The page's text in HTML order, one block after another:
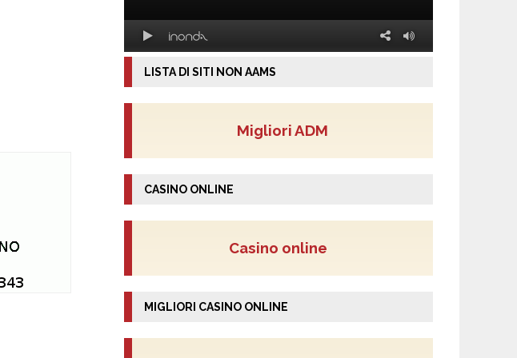
LISTA DI SITI NON AAMS
Migliori ADM
CASINO ONLINE
Casino online
MIGLIORI CASINO ONLINE